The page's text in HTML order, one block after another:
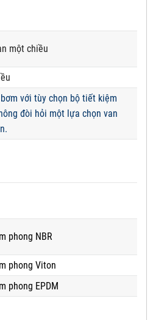
một chiều
với tùy chọn bộ tiết kiệm
đòi hỏi một lựa chọn van
phong NBR
phong Viton
phong EPDM